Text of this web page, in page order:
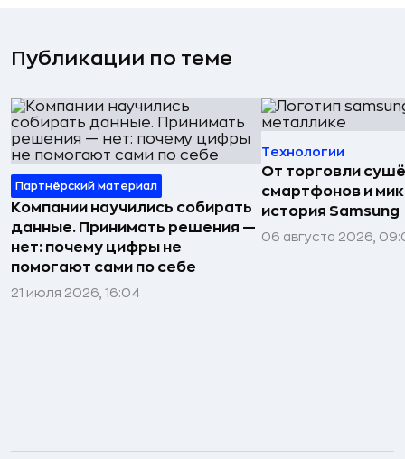
Публикации по теме
Партнёрский материал
Компании научились собирать
данные. Принимать решения —
нет: почему цифры не
помогают сами по себе
21 июля 2026, 16:04
Технологии
От торговли
смартфонов и
история Samsung
06 августа 2026,